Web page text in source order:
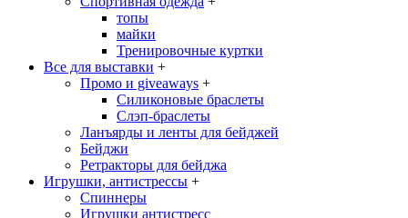
топы
майки
Тренировочные куртки
Все для выставки +
Промо и giveaways +
Силиконовые браслеты
Cлэп-браслеты
Ланъярды и ленты для бейджей
Бейджи
Ретракторы для бейджа
Игрушки, антистрессы +
Спиннеры
Игрушки антистресс